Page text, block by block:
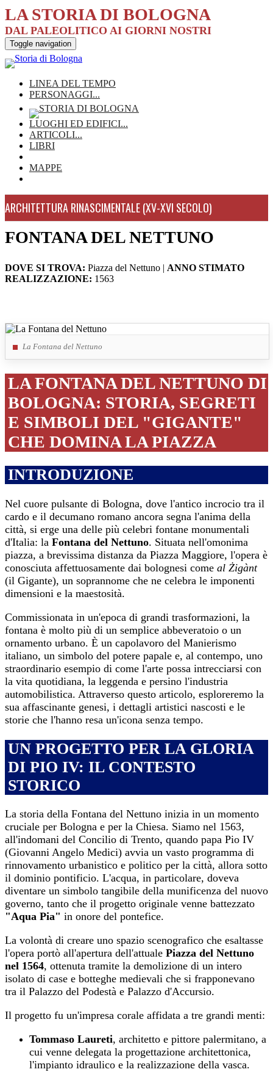
LA STORIA DI BOLOGNA
DAL PALEOLITICO AI GIORNI NOSTRI
Toggle navigation
LINEA DEL TEMPO
PERSONAGGI...
LUOGHI ED EDIFICI...
ARTICOLI...
LIBRI
MAPPE
ARCHITETTURA RINASCIMENTALE (XV-XVI SECOLO)
FONTANA DEL NETTUNO
DOVE SI TROVA: Piazza del Nettuno | ANNO STIMATO
REALIZZAZIONE: 1563
La Fontana del Nettuno
LA FONTANA DEL NETTUNO DI
BOLOGNA: STORIA, SEGRETI
E SIMBOLI DEL "GIGANTE"
CHE DOMINA LA PIAZZA
INTRODUZIONE
Nel cuore pulsante di Bologna, dove l'antico incrocio tra il
cardo e il decumano romano ancora segna l'anima della
città, si erge una delle più celebri fontane monumentali
d'Italia: la Fontana del Nettuno. Situata nell'omonima
piazza, a brevissima distanza da Piazza Maggiore, l'opera è
conosciuta affettuosamente dai bolognesi come al Żigànt
(il Gigante), un soprannome che ne celebra le imponenti
dimensioni e la maestosità.
Commissionata in un'epoca di grandi trasformazioni, la
fontana è molto più di un semplice abbeveratoio o un
ornamento urbano. È un capolavoro del Manierismo
italiano, un simbolo del potere papale e, al contempo, uno
straordinario esempio di come l'arte possa intrecciarsi con
la vita quotidiana, la leggenda e persino l'industria
automobilistica. Attraverso questo articolo, esploreremo la
sua affascinante genesi, i dettagli artistici nascosti e le
storie che l'hanno resa un'icona senza tempo.
UN PROGETTO PER LA GLORIA
DI PIO IV: IL CONTESTO
STORICO
La storia della Fontana del Nettuno inizia in un momento
cruciale per Bologna e per la Chiesa. Siamo nel 1563,
all'indomani del Concilio di Trento, quando papa Pio IV
(Giovanni Angelo Medici) avvia un vasto programma di
rinnovamento urbanistico e politico per la città, allora sotto
il dominio pontificio. L'acqua, in particolare, doveva
diventare un simbolo tangibile della munificenza del nuovo
governo, tanto che il progetto originale venne battezzato
"Aqua Pia" in onore del pontefice.
La volontà di creare uno spazio scenografico che esaltasse
l'opera portò all'apertura dell'attuale Piazza del Nettuno
nel 1564, ottenuta tramite la demolizione di un intero
isolato di case e botteghe medievali che si frapponevano
tra il Palazzo del Podestà e Palazzo d'Accursio.
Il progetto fu un'impresa corale affidata a tre grandi menti:
Tommaso Laureti, architetto e pittore palermitano, a
cui venne delegata la progettazione architettonica,
l'impianto idraulico e la realizzazione della vasca.